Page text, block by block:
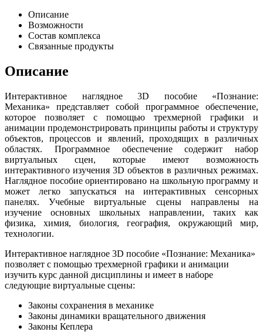
Описание
Возможности
Состав комплекса
Связанные продукты
Описание
Интерактивное наглядное 3D пособие «Познание:
Механика» представляет собой программное обеспечение,
которое позволяет с помощью трехмерной графики и
анимации продемонстрировать принципы работы и структуру
объектов, процессов и явлений, проходящих в различных
областях. Программное обеспечение содержит набор
виртуальных сцен, которые имеют возможность
интерактивного изучения 3D объектов в различных режимах.
Наглядное пособие ориентировано на школьную программу и
может легко запускаться на интерактивных сенсорных
панелях. Учебные виртуальные сцены направлены на
изучение основных школьных направлении, таких как
физика, химия, биология, география, окружающий мир,
технологии.
Интерактивное наглядное 3D пособие «Познание: Механика»
позволяет с помощью трехмерной графики и анимации
изучить курс данной дисциплины и имеет в наборе
следующие виртуальные сцены:
Законы сохранения в механике
Законы динамики вращательного движения
Законы Кеплера